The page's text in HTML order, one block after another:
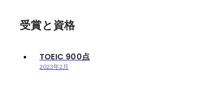
受賞と資格
TOEIC 900点
2023年2月